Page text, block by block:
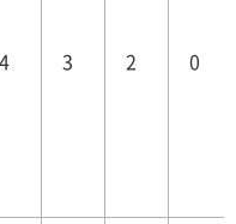
4 3 2 0